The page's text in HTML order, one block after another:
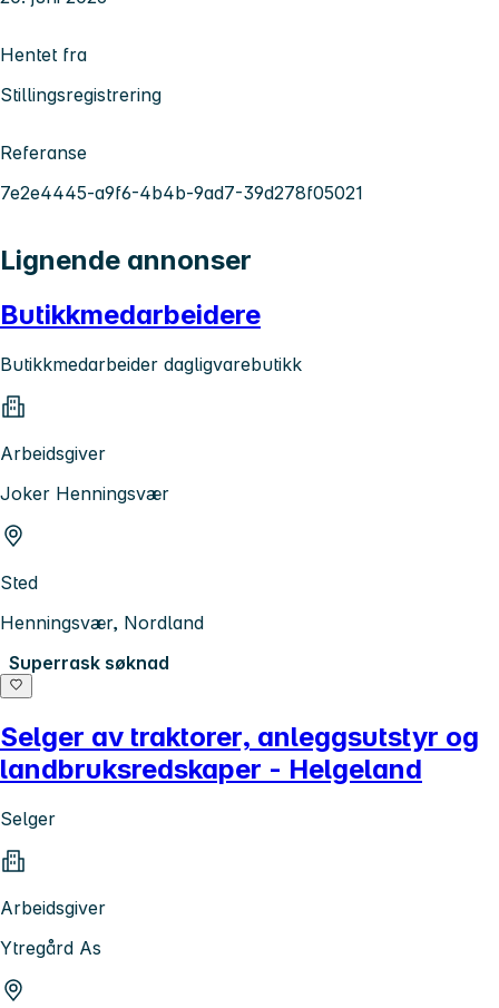
Hentet fra
Stillingsregistrering
Referanse
7e2e4445-a9f6-4b4b-9ad7-39d278f05021
Lignende annonser
Butikkmedarbeidere
Butikkmedarbeider dagligvarebutikk
Arbeidsgiver
Joker Henningsvær
Sted
Henningsvær, Nordland
Superrask søknad
Selger av traktorer, anleggsutstyr og
landbruksredskaper - Helgeland
Selger
Arbeidsgiver
Ytregård As